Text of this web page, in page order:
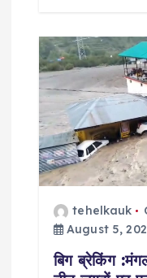
tehelkauk
August 5,
बिग ब्रेकिंग